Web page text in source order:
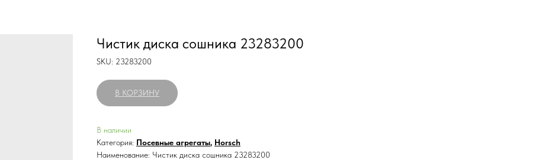
Чистик диска сошника 23283200
SKU: 23283200
В КОРЗИНУ
В наличии
Категория: Посевные агрегаты, Horsch
Наименование: Чистик диска сошника 23283200